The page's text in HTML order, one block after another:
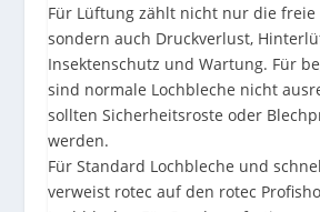
Für Lüftung zählt nicht nur die freie
sondern auch Druckverlust,
Insektenschutz und Wartung. Für
sind normale Lochbleche nicht
sollten Sicherheitsroste oder
werden.
Für Standard Lochbleche und
verweist rotec auf den rotec